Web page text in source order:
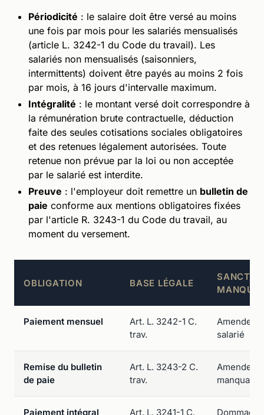
Périodicité : le salaire doit être versé au moins
une fois par mois pour les salariés mensualisés
(article L. 3242-1 du Code du travail). Les
salariés non mensualisés (saisonniers,
intermittents) doivent être payés au moins 2 fois
par mois, à 16 jours d'intervalle maximum.
Intégralité : le montant versé doit correspondre à
la rémunération brute contractuelle, déduction
faite des seules cotisations sociales obligatoires
et des retenues légalement autorisées. Toute
retenue non prévue par la loi ou non acceptée
par le salarié est interdite.
Preuve : l'employeur doit remettre un bulletin de
paie conforme aux mentions obligatoires fixées
par l'article R. 3243-1 du Code du travail, au
moment du versement.
OBLIGATION BASE LÉGALE
Paiement mensuel
Art. L. 3242-1 C.
trav.
Amende
salarié
Remise du bulletin
de paie
Art. L. 3243-2 C.
trav.
Amende
manquant
Paiement intégral Art. L. 3241-1 C.